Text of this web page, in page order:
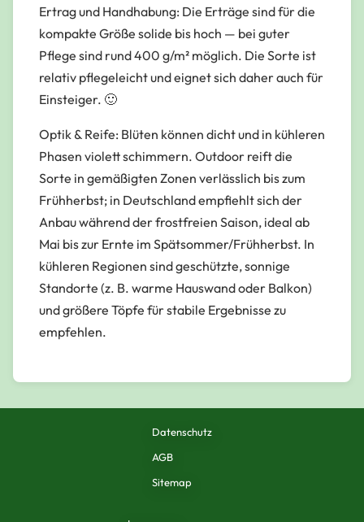
Ertrag und Handhabung: Die Erträge sind für die
kompakte Größe solide bis hoch — bei guter
Pflege sind rund 400 g/m² möglich. Die Sorte ist
relativ pflegeleicht und eignet sich daher auch für
Einsteiger. 🙂
Optik & Reife: Blüten können dicht und in kühleren
Phasen violett schimmern. Outdoor reift die
Sorte in gemäßigten Zonen verlässlich bis zum
Frühherbst; in Deutschland empfiehlt sich der
Anbau während der frostfreien Saison, ideal ab
Mai bis zur Ernte im Spätsommer/Frühherbst. In
kühleren Regionen sind geschützte, sonnige
Standorte (z. B. warme Hauswand oder Balkon)
und größere Töpfe für stabile Ergebnisse zu
empfehlen.
Datenschutz
AGB
Sitemap